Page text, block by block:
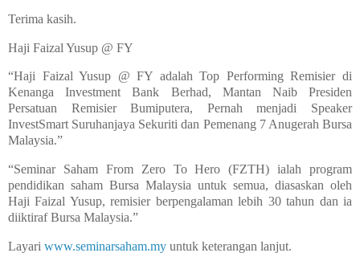
Terima kasih.
Haji Faizal Yusup @ FY
“Haji Faizal Yusup @ FY adalah Top Performing Remisier di
Kenanga Investment Bank Berhad, Mantan Naib Presiden
Persatuan Remisier Bumiputera, Pernah menjadi Speaker
InvestSmart Suruhanjaya Sekuriti dan Pemenang 7 Anugerah Bursa
Malaysia.”
“Seminar Saham From Zero To Hero (FZTH) ialah program
pendidikan saham Bursa Malaysia untuk semua, diasaskan oleh
Haji Faizal Yusup, remisier berpengalaman lebih 30 tahun dan ia
diiktiraf Bursa Malaysia.”
Layari www.seminarsaham.my untuk keterangan lanjut.